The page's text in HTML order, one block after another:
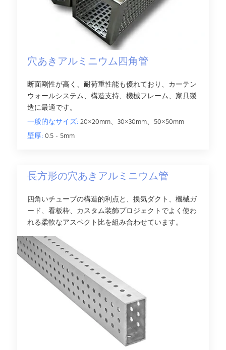
穴あきアルミニウム四角管
断面剛性が高く、耐荷重性能も優れており、カーテン
ウォールシステム、構造支持、機械フレーム、家具製
造に最適です。
一般的なサイズ:20×20mm、30×30mm、50×50mm
壁厚:0.5 - 5mm
長方形の穴あきアルミニウム管
四角いチューブの構造的利点と、換気ダクト、機械ガ
ード、看板枠、カスタム装飾プロジェクトでよく使わ
れる柔軟なアスペクト比を組み合わせています。